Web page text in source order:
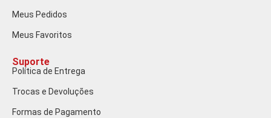
Meus Pedidos
Meus Favoritos
Suporte
Política de Entrega
Trocas e Devoluções
Formas de Pagamento